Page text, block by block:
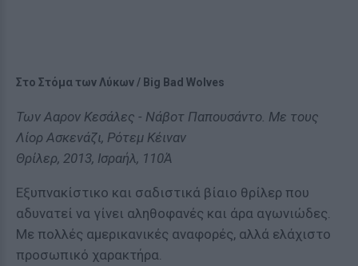
Στο Στόμα των Λύκων / Big Bad Wolves
Των Ααρον Κεσάλες - Νάβοτ Παπουσάντο. Με τους
Λίορ Ασκενάζι, Ρότεμ Κέιναν
Θρίλερ, 2013, Ισραήλ, 110Ά
Εξυπνακίστικο και σαδιστικά βίαιο θρίλερ που
αδυνατεί να γίνει αληθοφανές και άρα αγωνιώδες.
Με πολλές αμερικανικές αναφορές, αλλά ελάχιστο
προσωπικό χαρακτήρα.